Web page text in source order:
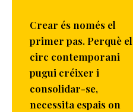
Crear és només el
primer pas. Perquè el
circ contemporani
pugui créixer i
consolidar-se,
necessita espais on